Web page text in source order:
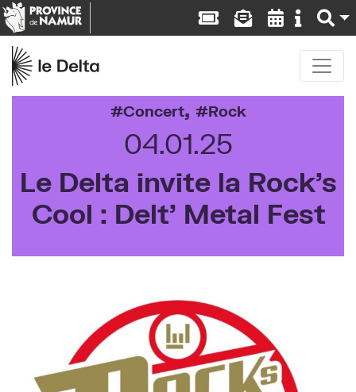
Concert, Rock
04.01.25
Le Delta invite la Rock’s
Cool : Delt’ Metal Fest